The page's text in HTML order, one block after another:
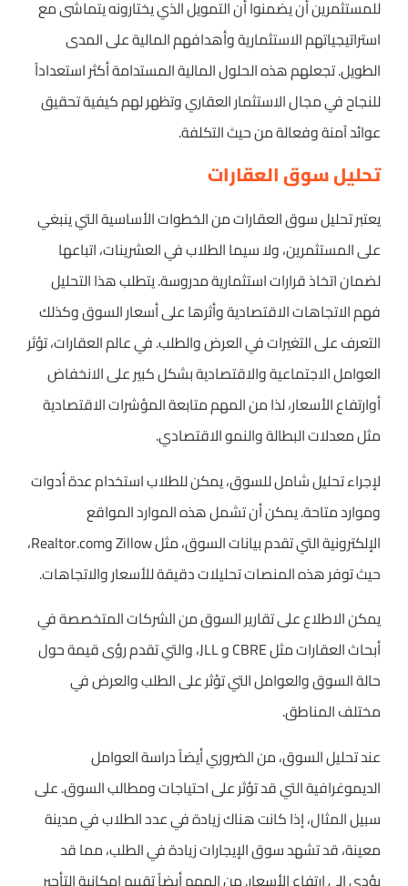
للمستثمرين أن يضمنوا أن التمويل الذي يختارونه يتماشى مع
استراتيجياتهم الاستثمارية وأهدافهم المالية على المدى
الطويل. تجعلهم هذه الحلول المالية المستدامة أكثر استعداداً
للنجاح في مجال الاستثمار العقاري وتظهر لهم كيفية تحقيق
عوائد آمنة وفعالة من حيث التكلفة.
تحليل سوق العقارات
يعتبر تحليل سوق العقارات من الخطوات الأساسية التي ينبغي
على المستثمرين، ولا سيما الطلاب في العشرينات، اتباعها
لضمان اتخاذ قرارات استثمارية مدروسة. يتطلب هذا التحليل
فهم الاتجاهات الاقتصادية وأثرها على أسعار السوق وكذلك
التعرف على التغيرات في العرض والطلب. في عالم العقارات، تؤثر
العوامل الاجتماعية والاقتصادية بشكل كبير على الانخفاض
أوارتفاع الأسعار، لذا من المهم متابعة المؤشرات الاقتصادية
مثل معدلات البطالة والنمو الاقتصادي.
لإجراء تحليل شامل للسوق، يمكن للطلاب استخدام عدة أدوات
وموارد متاحة. يمكن أن تشمل هذه الموارد المواقع
الإلكترونية التي تقدم بيانات السوق، مثل Zillow وRealtor.com،
حيث توفر هذه المنصات تحليلات دقيقة للأسعار والاتجاهات.
يمكن الاطلاع على تقارير السوق من الشركات المتخصصة في
أبحاث العقارات مثل CBRE و JLL، والتي تقدم رؤى قيمة حول
حالة السوق والعوامل التي تؤثر على الطلب والعرض في
مختلف المناطق.
عند تحليل السوق، من الضروري أيضاً دراسة العوامل
الديموغرافية التي قد تؤثر على احتياجات ومطالب السوق. على
سبيل المثال، إذا كانت هناك زيادة في عدد الطلاب في مدينة
معينة، قد تشهد سوق الإيجارات زيادة في الطلب، مما قد